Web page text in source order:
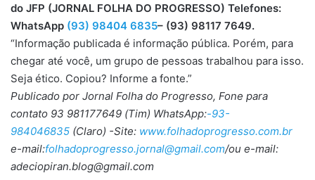
do JFP (JORNAL FOLHA DO PROGRESSO) Telefones:
WhatsApp (93) 98404 6835– (93) 98117 7649.
“Informação publicada é informação pública. Porém, para
chegar até você, um grupo de pessoas trabalhou para isso.
Seja ético. Copiou? Informe a fonte.”
Publicado por Jornal Folha do Progresso, Fone para
contato 93 981177649 (Tim) WhatsApp:-93-
984046835 (Claro) -Site: www.folhadoprogresso.com.br
e-mail:folhadoprogresso.jornal@gmail.com/ou e-mail:
adeciopiran.blog@gmail.com